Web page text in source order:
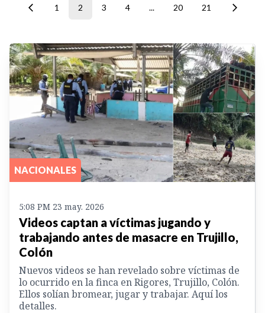
1 2 3 4 ... 20 21
NACIONALES
5:08 PM 23 may. 2026
Videos captan a víctimas jugando y
trabajando antes de masacre en Trujillo,
Colón
Nuevos videos se han revelado sobre víctimas de
lo ocurrido en la finca en Rigores, Trujillo, Colón.
Ellos solían bromear, jugar y trabajar. Aquí los
detalles.